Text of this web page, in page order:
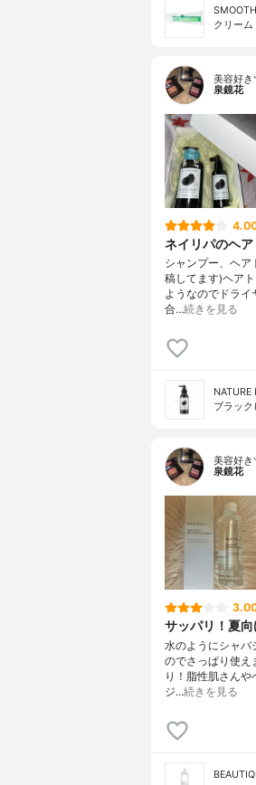
クリーム
美容好き
泉鏡花
ネイリパのヘア
シャンプー、ヘア
稿してます)ヘア
ようなのでドライ
合…続きを見る
ブラッ
美容好き
泉鏡花
サッパリ！夏
水のようにシャバ
のでさっぱり使え
り！脂性肌さんや
ジ…続きを見る